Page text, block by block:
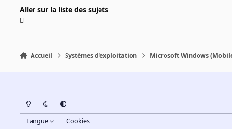
Aller sur la liste des sujets
Accueil Systèmes d'exploitation Microsoft Windows
Light ModeDark ModeSystem Preference
Langue Cookies